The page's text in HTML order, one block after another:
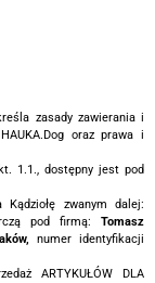
zasady zawierania i
oraz prawa i
1.1., dostępny jest pod
zwanym dalej:
pod firmą: Tomasz
numer identyfikacji
ARTYKUŁÓW DLA